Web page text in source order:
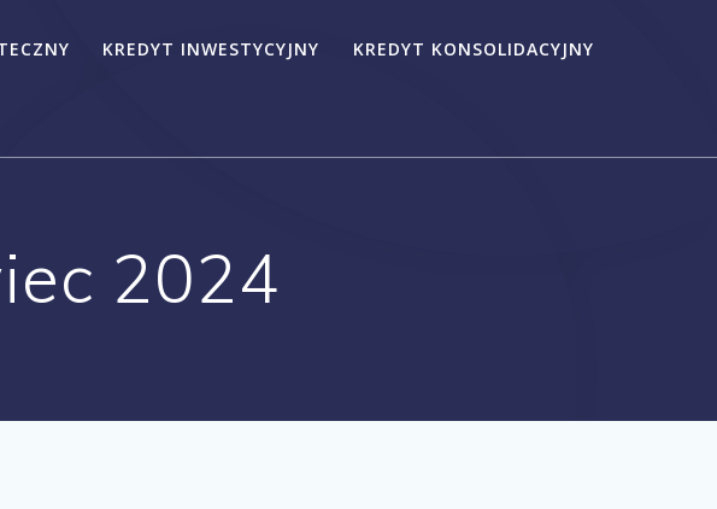
KREDYT INWESTYCYJNY KREDYT KONSOLIDACYJNY
2024